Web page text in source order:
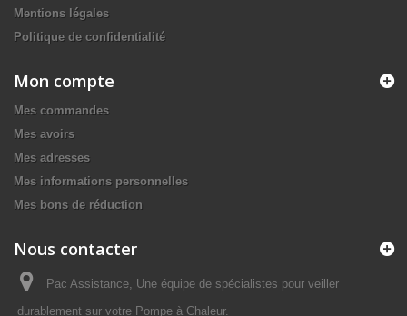
Mentions légales
Politique de confidentialité
Mon compte
Mes commandes
Mes avoirs
Mes adresses
Mes informations personnelles
Mes bons de réduction
Nous contacter
Pac Assistance, Une équipe de spécialistes pour veiller
durablement sur votre Pompe à Chaleur.